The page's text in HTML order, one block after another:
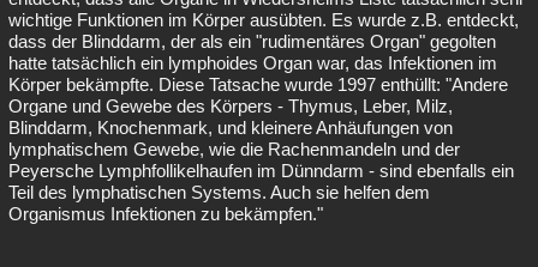
wichtige Funktionen im Körper ausübten. Es wurde z.B. entdeckt,
dass der Blinddarm, der als ein "rudimentäres Organ" gegolten
hatte tatsächlich ein lymphoides Organ war, das Infektionen im
Körper bekämpfte. Diese Tatsache wurde 1997 enthüllt: "Andere
Organe und Gewebe des Körpers - Thymus, Leber, Milz,
Blinddarm, Knochenmark, und kleinere Anhäufungen von
lymphatischem Gewebe, wie die Rachenmandeln und der
Peyersche Lymphfollikelhaufen im Dünndarm - sind ebenfalls ein
Teil des lymphatischen Systems. Auch sie helfen dem
Organismus Infektionen zu bekämpfen."